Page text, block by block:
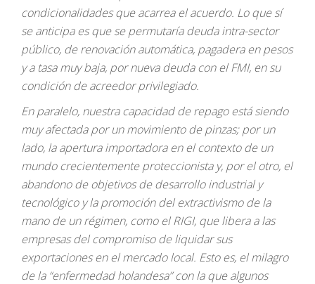
condicionalidades que acarrea el acuerdo. Lo que sí
se anticipa es que se permutaría deuda intra-sector
público, de renovación automática, pagadera en pesos
y a tasa muy baja, por nueva deuda con el FMI, en su
condición de acreedor privilegiado.
En paralelo, nuestra capacidad de repago está siendo
muy afectada por un movimiento de pinzas; por un
lado, la apertura importadora en el contexto de un
mundo crecientemente proteccionista y, por el otro, el
abandono de objetivos de desarrollo industrial y
tecnológico y la promoción del extractivismo de la
mano de un régimen, como el RIGI, que libera a las
empresas del compromiso de liquidar sus
exportaciones en el mercado local. Esto es, el milagro
de la “enfermedad holandesa” con la que algunos